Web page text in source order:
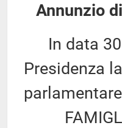
Annunzio
In data 30
Presidenza